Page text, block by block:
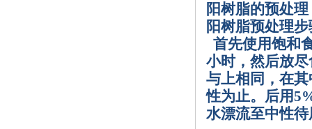
阳树脂的预处理
阳树脂预处理
首先使用饱和
小时，然后放
与上相同，在
性为止。后用
水漂流至中性待